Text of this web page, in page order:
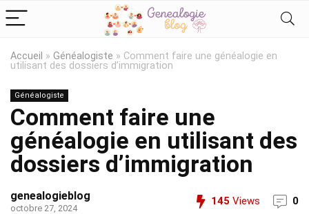
Accueil » Généalogiste » Comment faire une généalogie en
utilisant des dossiers d’immigration
Généalogiste
Comment faire une
généalogie en utilisant des
dossiers d’immigration
genealogieblog
octobre 27, 2024
145 Views 0